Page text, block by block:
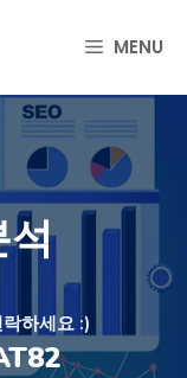
MENU
석
하세요 :)